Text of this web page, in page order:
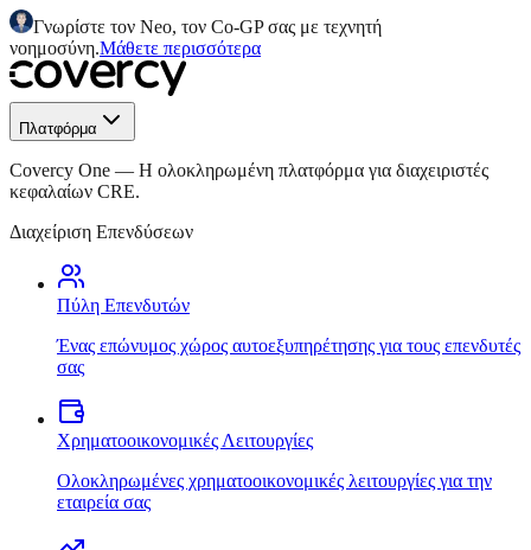
Γνωρίστε τον Neo, τον Co-GP σας με τεχνητή
νοημοσύνη.Μάθετε περισσότερα
Πλατφόρμα
Covercy One — Η ολοκληρωμένη πλατφόρμα για διαχειριστές
κεφαλαίων CRE.
Διαχείριση Επενδύσεων
Πύλη Επενδυτών
Ένας επώνυμος χώρος αυτοεξυπηρέτησης για τους επενδυτές
σας
Χρηματοοικονομικές Λειτουργίες
Ολοκληρωμένες χρηματοοικονομικές λειτουργίες για την
εταιρεία σας